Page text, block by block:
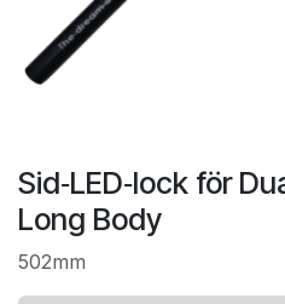
Sid‑LED‑lock för
Long Body
502mm